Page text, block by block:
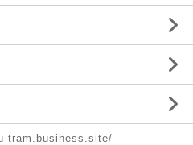
tram.business.site/